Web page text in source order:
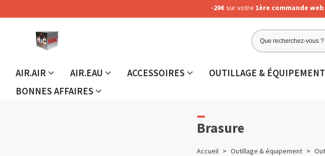
-20€sur votre 1ère commande web
AIR.AIR AIR.EAU ACCESSOIRES OUTILLAGE & ÉQUIPEMENT
BONNES AFFAIRES
Brasure
Accueil > Outillage & équipement >